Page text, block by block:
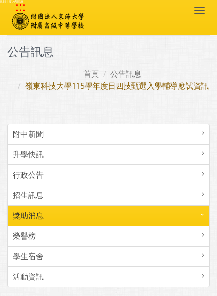
跳到主要內容區塊
:::
公告訊息
首頁
公告訊息
嶺東科技大學115學年度日四技甄選入學輔導應試資訊
附中新聞
升學快訊
行政公告
招生訊息
獎助消息
榮譽榜
學生宿舍
活動資訊